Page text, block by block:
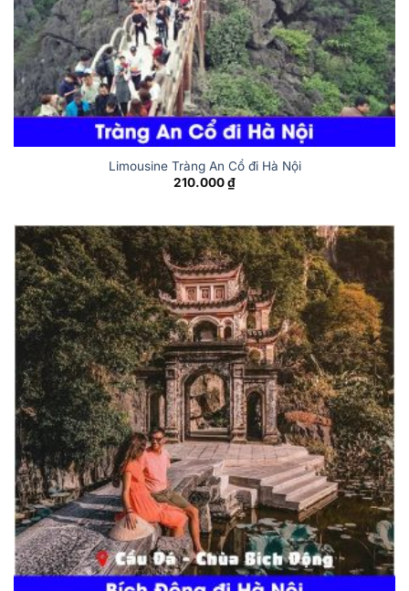
Limousine Tràng An Cổ đi Hà Nội
210.000₫